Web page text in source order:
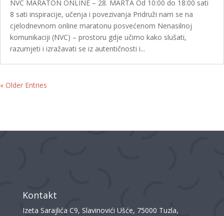
NVC MARATON ONLINE – 28. MARTA Od 10:00 do 18:00 sati
8 sati inspiracije, učenja i povezivanja Pridruži nam se na
cjelodnevnom online maratonu posvećenom Nenasilnoj
komunikaciji (NVC) – prostoru gdje učimo kako slušati,
razumjeti i izražavati se iz autentičnosti i...
« Older Entries
Kontakt
Izeta Sarajlića C9, Slavinovići Ušće, 75000 Tuzla,